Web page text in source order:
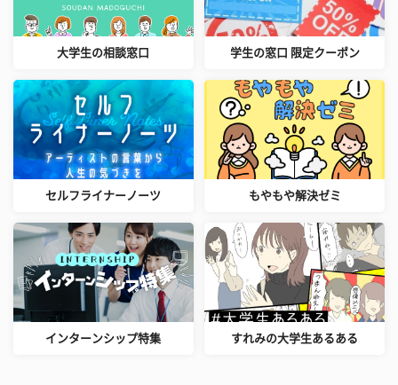
大学生の相談窓口 学生の窓口 限定クーポン
セルフライナーノーツ もやもや解決ゼミ
インターンシップ特集 すれみの大学生あるある